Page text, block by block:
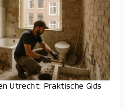
Utrecht: Praktische Gids